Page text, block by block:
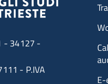
- 34127 -
- P.IVA